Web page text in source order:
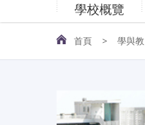
學校概覽
首頁 > 學與教